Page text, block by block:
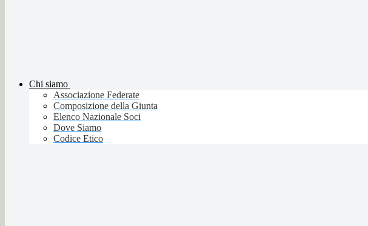
Chi siamo
Associazione Federate
Composizione della Giunta
Elenco Nazionale Soci
Dove Siamo
Codice Etico